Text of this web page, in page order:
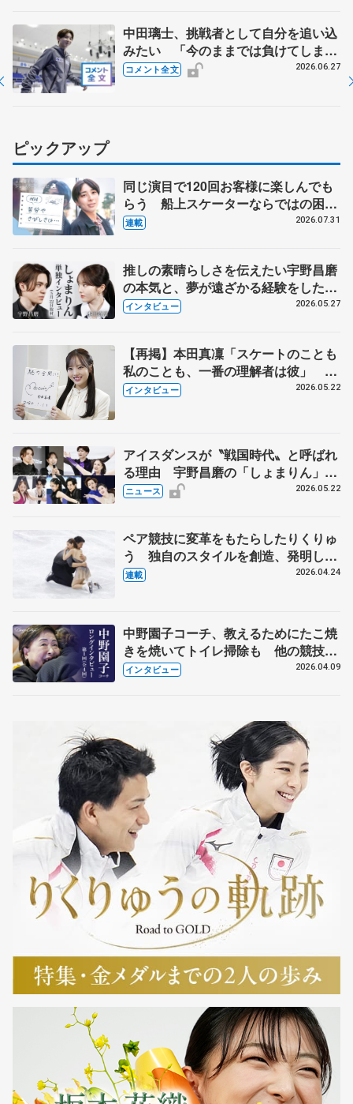
中田璃士、挑戦者として自分を追い込
みたい 「今のままでは負けてしま
う、危機感を持って」【ドリーム・オ
コメント全文 2026.06.27
ピックアップ
同じ演目で120回お客様に楽しんでも
らう 船上スケーターならではの困難
とは 影響あったPIW前キャプテン松
連載 2026.07.31
推しの素晴らしさを伝えたい宇野昌磨
の本気と、夢が遠ざかる経験をした本
田真凜の覚悟
インタビュー 2026.05.27
【再掲】本田真凜「スケートのことも
私のことも、一番の理解者は彼」 引
退時の単独インタビューで語った競技
インタビュー 2026.05.22
アイスダンスが〝戦国時代〟と呼ばれ
る理由 宇野昌磨の「しょまりん」ら
実力者が相次いで参戦 国内の競争激
ニュース 2026.05.22
ペア競技に変革をもたらしたりくりゅ
う 独自のスタイルを創造、発明した
【引退発表後②】
連載 2026.04.24
中野園子コーチ、教えるためにたこ焼
きを焼いてトイレ掃除も 他の競技に
も通用するという坂本花織の筋肉
インタビュー 2026.04.09